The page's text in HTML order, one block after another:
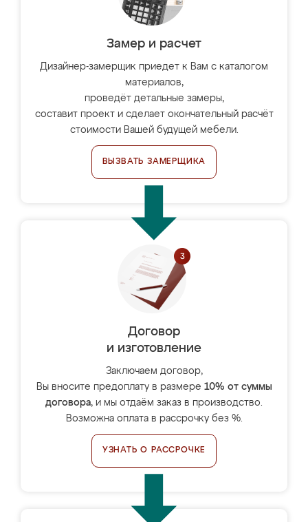
Замер и расчет
Дизайнер-замерщик приедет к Вам с каталогом
материалов,
проведёт детальные замеры,
составит проект и сделает окончательный расчёт
стоимости Вашей будущей мебели.
ВЫЗВАТЬ ЗАМЕРЩИКА
Договор
и изготовление
Заключаем договор,
Вы вносите предоплату в размере 10% от суммы
договора, и мы отдаём заказ в производство.
Возможна оплата в рассрочку без %.
УЗНАТЬ О РАССРОЧКЕ